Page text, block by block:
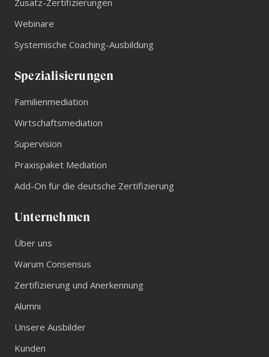
Webinare
Systemische Coaching-Ausbildung
Spezialisierungen
Familienmediation
Wirtschaftsmediation
Supervision
Praxispaket Mediation
Add-On für die deutsche Zertifizierung
Unternehmen
Über uns
Warum Consensus
Zertifizierung und Anerkennung
Alumni
Unsere Ausbilder
Kunden